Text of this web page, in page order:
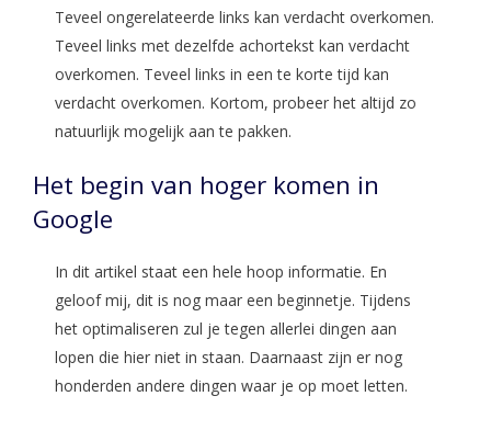
Teveel ongerelateerde links kan verdacht overkomen.
Teveel links met dezelfde achortekst kan verdacht
overkomen. Teveel links in een te korte tijd kan
verdacht overkomen. Kortom, probeer het altijd zo
natuurlijk mogelijk aan te pakken.
Het begin van hoger komen in
Google
In dit artikel staat een hele hoop informatie. En
geloof mij, dit is nog maar een beginnetje. Tijdens
het optimaliseren zul je tegen allerlei dingen aan
lopen die hier niet in staan. Daarnaast zijn er nog
honderden andere dingen waar je op moet letten.